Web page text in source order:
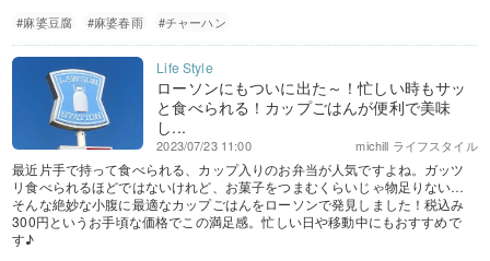
#麻婆豆腐 #麻婆春雨 #チャーハン
ローソンにもついに出た～！忙しい時もサッ
と食べられる！カップごはんが便利で美味
し...
michill ライフスタイル
2023/07/23 11:00
最近片手で持って食べられる、カップ入りのお弁当が人気ですよね。ガッツ
リ食べられるほどではないけれど、お菓子をつまむくらいじゃ物足りない…
そんな絶妙な小腹に最適なカップごはんをローソンで発見しました！税込み
300円というお手頃な価格でこの満足感。忙しい日や移動中にもおすすめで
す♪